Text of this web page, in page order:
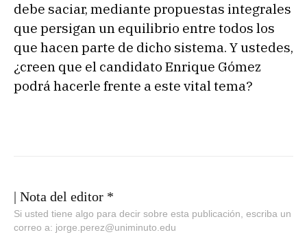
debe saciar, mediante propuestas integrales
que persigan un equilibrio entre todos los
que hacen parte de dicho sistema. Y ustedes,
¿creen que el candidato Enrique Gómez
podrá hacerle frente a este vital tema?
| Nota del editor *
Si usted tiene algo para decir sobre esta publicación, escriba un
correo a: jorge.perez@uniminuto.edu